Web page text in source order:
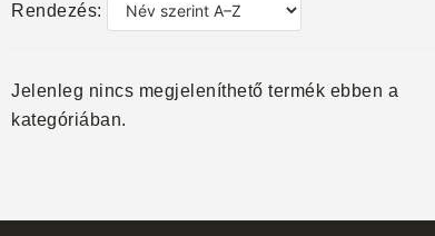
Rendezés:
Jelenleg nincs megjeleníthető termék ebben a
kategóriában.